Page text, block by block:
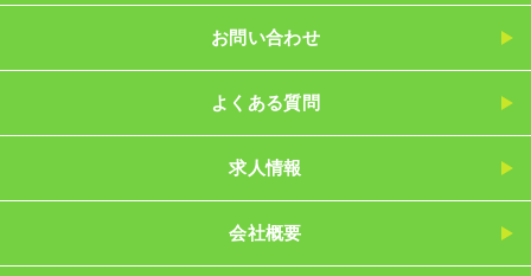
お問い合わせ
よくある質問
求人情報
会社概要